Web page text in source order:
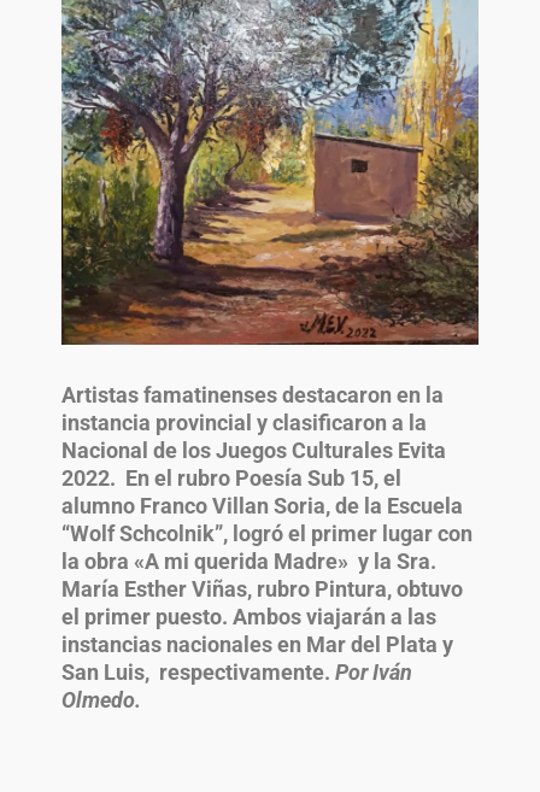
Artistas famatinenses destacaron en la
instancia provincial y clasificaron a la
Nacional de los Juegos Culturales Evita
2022. En el rubro Poesía Sub 15, el
alumno Franco Villan Soria, de la Escuela
“Wolf Schcolnik”, logró el primer lugar con
la obra «A mi querida Madre» y la Sra.
María Esther Viñas, rubro Pintura, obtuvo
el primer puesto. Ambos viajarán a las
instancias nacionales en Mar del Plata y
San Luis, respectivamente. Por Iván
Olmedo.